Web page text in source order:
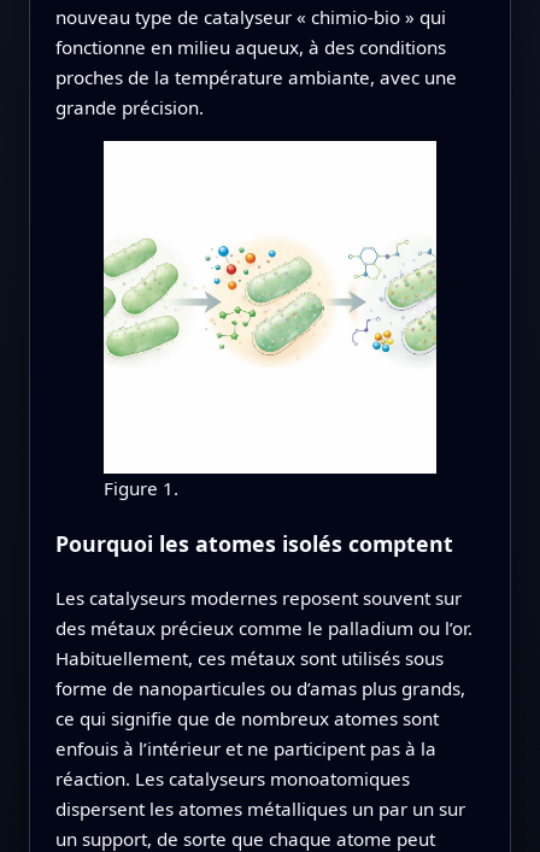
nouveau type de catalyseur « chimio-bio » qui
fonctionne en milieu aqueux, à des conditions
proches de la température ambiante, avec une
grande précision.
Figure 1.
Pourquoi les atomes isolés comptent
Les catalyseurs modernes reposent souvent sur
des métaux précieux comme le palladium ou l’or.
Habituellement, ces métaux sont utilisés sous
forme de nanoparticules ou d’amas plus grands,
ce qui signifie que de nombreux atomes sont
enfouis à l’intérieur et ne participent pas à la
réaction. Les catalyseurs monoatomiques
dispersent les atomes métalliques un par un sur
un support, de sorte que chaque atome peut